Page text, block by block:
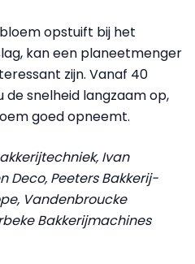
opstuift bij het
kan een planeetmenger
zijn. Vanaf 40
snelheid langzaam op,
goed opneemt.
Ivan
Deco, Peeters Bakkerij-
Vandenbroucke
Bakkerijmachines